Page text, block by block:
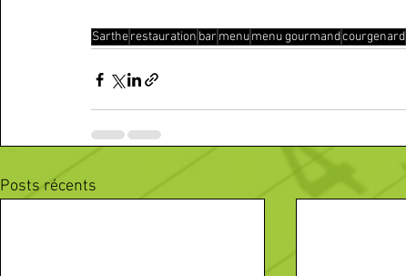
Sartherestauration bar menumenu gourmandcourgenard
Posts récents